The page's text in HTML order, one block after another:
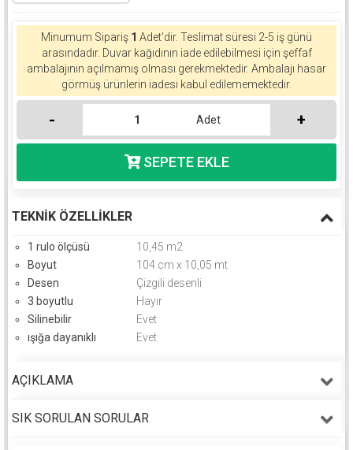
Minumum Sipariş 1 Adet'dir. Teslimat süresi 2-5 iş günü
arasındadır. Duvar kağıdının iade edilebilmesi için şeffaf
ambalajının açılmamış olması gerekmektedir. Ambalajı hasar
görmüş ürünlerin iadesi kabul edilememektedir.
- Adet +
TEKNIK ÖZELLIKLER
1 rulo ölçüsü
10,45 m2
Boyut
104 cm x 10,05 mt
Desen
Çizgili desenli
3 boyutlu
Hayır
Silinebilir
Evet
ışığa dayanıklı
Evet
AÇIKLAMA
SIK SORULAN SORULAR